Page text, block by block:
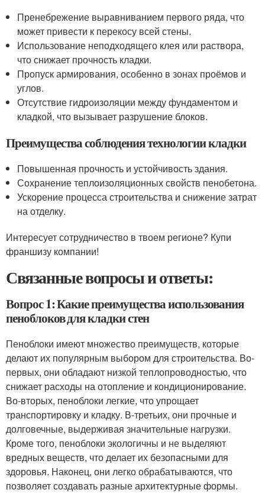
Пренебрежение выравниванием первого ряда, что
может привести к перекосу всей стены.
Использование неподходящего клея или раствора,
что снижает прочность кладки.
Пропуск армирования, особенно в зонах проёмов и
углов.
Отсутствие гидроизоляции между фундаментом и
кладкой, что вызывает разрушение блоков.
Преимущества соблюдения технологии кладки
Повышенная прочность и устойчивость здания.
Сохранение теплоизоляционных свойств пенобетона.
Ускорение процесса строительства и снижение затрат
на отделку.
Интересует сотрудничество в твоем регионе? Купи
франшизу компании!
Связанные вопросы и ответы:
Вопрос 1: Какие преимущества использования
пеноблоков для кладки стен
Пеноблоки имеют множество преимуществ, которые
делают их популярным выбором для строительства. Во-
первых, они обладают низкой теплопроводностью, что
снижает расходы на отопление и кондиционирование.
Во-вторых, пеноблоки легкие, что упрощает
транспортировку и кладку. В-третьих, они прочные и
долговечные, выдерживая значительные нагрузки.
Кроме того, пеноблоки экологичны и не выделяют
вредных веществ, что делает их безопасными для
здоровья. Наконец, они легко обрабатываются, что
позволяет создавать разные архитектурные формы.